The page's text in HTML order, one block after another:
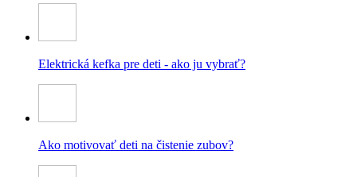
Elektrická kefka pre deti - ako ju vybrať?
Ako motivovať deti na čistenie zubov?